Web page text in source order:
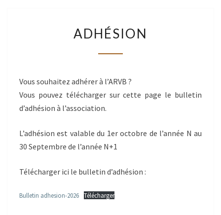
ADHÉSION
Vous souhaitez adhérer à l’ARVB ?
Vous pouvez télécharger sur cette page le bulletin
d’adhésion à l’association.
L’adhésion est valable du 1er octobre de l’année N au
30 Septembre de l’année N+1
Télécharger ici le bulletin d’adhésion :
Bulletin adhesion-2026 Télécharger